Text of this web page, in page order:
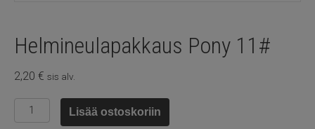
Helmineulapakkaus Pony 11#
2,20 € sis alv.
Helmineulapakkaus
Pony
Lisää ostoskoriin